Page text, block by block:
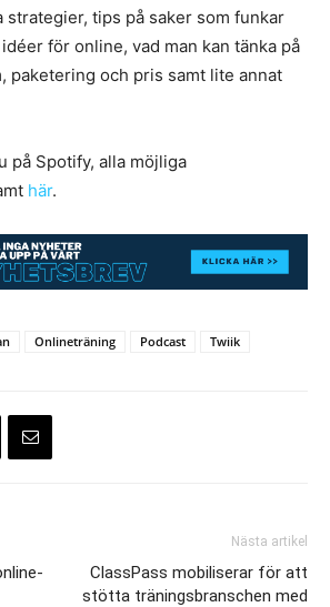
strategier, tips på saker som funkar
för online, vad man kan tänka på
paketering och pris samt lite annat
på Spotify, alla möjliga
här.
Onlineträning Podcast Twiik
Nästa artikel
ClassPass mobiliserar för att
stötta träningsbranschen med